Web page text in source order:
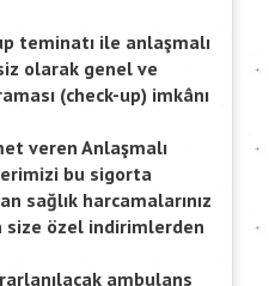
teminatı ile anlaşmalı
olarak genel ve
(check-up) imkânı
veren Anlaşmalı
bu sigorta
sağlık harcamalarınız
size özel indirimlerden
ambulans